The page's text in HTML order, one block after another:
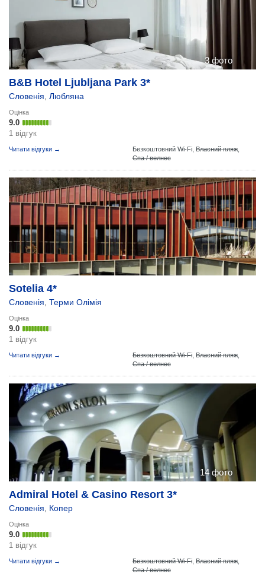
3 фото
B&B Hotel Ljubljana Park 3*
Словенія Любляна
Оцінка
9.0
1 відгук
Читати відгуки → Безкоштовний Wi-Fi, Власний пляж
Спа / велнес
Sotelia 4*
Словенія Терми Олімія
Оцінка
9.0
1 відгук
Читати відгуки → Безкоштовний Wi-Fi Власний пляж
Спа / велнес
14 фото
Admiral Hotel & Casino Resort 3*
Словенія Копер
Оцінка
9.0
1 відгук
Читати відгуки → Безкоштовний Wi-Fi Власний пляж
Спа / велнес